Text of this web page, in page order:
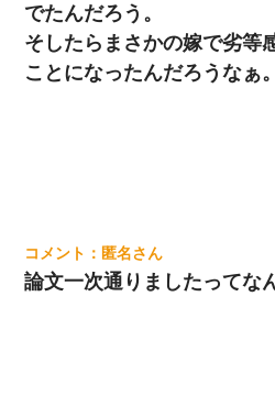
でたんだろう。
そしたらまさかの嫁で劣等
ことになったんだろうなぁ。
匿名
論文一次通りましたってな